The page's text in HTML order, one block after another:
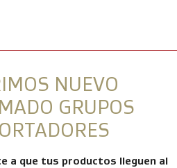
NUEVO
GRUPOS
a que tus productos lleguen al